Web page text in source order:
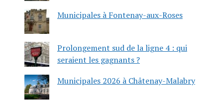
Municipales à Fontenay-aux-Roses
Prolongement sud de la ligne 4 : qui
seraient les gagnants ?
Municipales 2026 à Châtenay-Malabry